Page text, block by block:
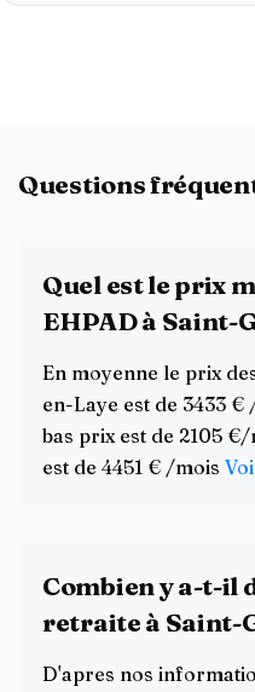
Questions
Quel est le prix
EHPAD à Saint-
En moyenne le prix
en-Laye est de 3433
bas prix est de 2105
est de 4451 € /mois
Combien y a-t-il
retraite à Saint-
D'apres nos